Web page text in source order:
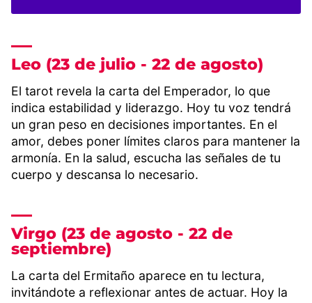
Leo (23 de julio - 22 de agosto)
El tarot revela la carta del Emperador, lo que
indica estabilidad y liderazgo. Hoy tu voz tendrá
un gran peso en decisiones importantes. En el
amor, debes poner límites claros para mantener la
armonía. En la salud, escucha las señales de tu
cuerpo y descansa lo necesario.
Virgo (23 de agosto - 22 de
septiembre)
La carta del Ermitaño aparece en tu lectura,
invitándote a reflexionar antes de actuar. Hoy la